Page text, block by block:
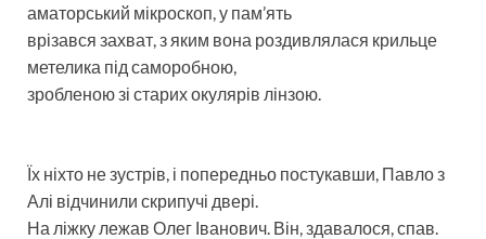
аматорський мікроскоп, у пам’ять
врізався захват, з яким вона роздивлялася крильце
метелика під саморобною,
зробленою зі старих окулярів лінзою.
Їх ніхто не зустрів, і попередньо постукавши, Павло з
Алі відчинили скрипучі двері.
На ліжку лежав Олег Іванович. Він, здавалося, спав.